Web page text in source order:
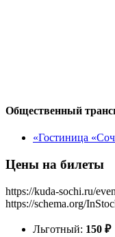
Общественный
«Гостиница
Цены на билеты
https://kuda-sochi.ru/
https://schema.org/
Льготный: 150 ₽